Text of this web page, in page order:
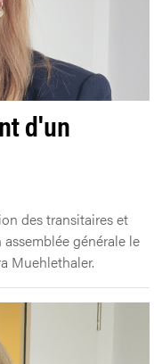
d'un
des transitaires et
générale le
Muehlethaler.